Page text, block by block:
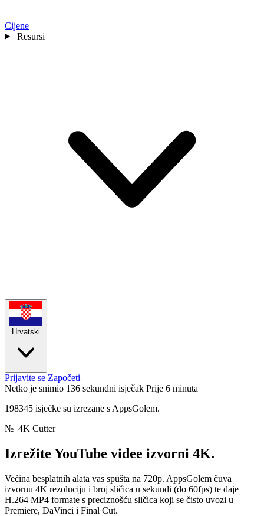
Cijene
Resursi
Hrvatski
Prijavite se Započeti
Netko je snimio 136 sekundni isječak Prije 6 minuta
198345 isječke su izrezane s AppsGolem.
№ 4K Cutter
Izrežite YouTube videe izvorni 4K.
Većina besplatnih alata vas spušta na 720p. AppsGolem čuva
izvornu 4K rezoluciju i broj sličica u sekundi (do 60fps) te daje
H.264 MP4 formate s preciznošću sličica koji se čisto uvozi u
Premiere, DaVinci i Final Cut.